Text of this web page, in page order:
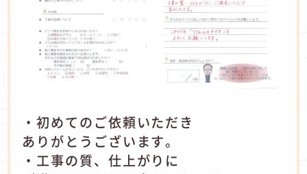
・初めてのご依頼いただき
ありがとうございます。
・工事の質、仕上がりに